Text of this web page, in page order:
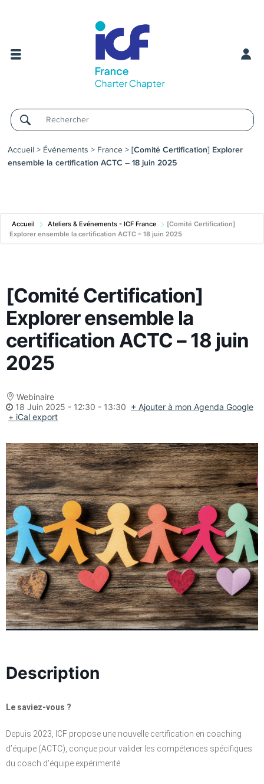
Username
Accueil > Événements > France> [Comité Certification] Explorer
ensemble la certification ACTC – 18 juin 2025
Accueil Ateliers & Evénements - ICF France
[Comité Certification]
Explorer ensemble la certification ACTC – 18 juin 2025
[Comité Certification]
Explorer ensemble la
certification ACTC – 18 juin
2025
Webinaire
18 Juin 2025 - 12:30 - 13:30 + Ajouter à mon Agenda Google
+ iCal export
Description
Le saviez-vous ?
Depuis 2023, ICF propose une nouvelle certification en coaching
d’équipe (ACTC), conçue pour valider les compétences spécifiques
du coach d’équipe expérimenté.